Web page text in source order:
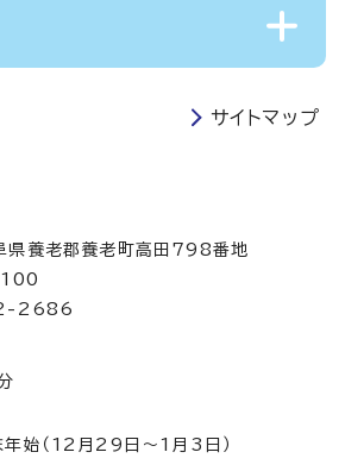
サイトマップ
養老郡養老町高田798番地
2686
年始（12月29日～1月3日）